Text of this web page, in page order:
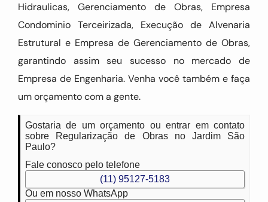
Hidraulicas, Gerenciamento de Obras, Empresa
Condominio Terceirizada, Execução de Alvenaria
Estrutural e Empresa de Gerenciamento de Obras,
garantindo assim seu sucesso no mercado de
Empresa de Engenharia. Venha você também e faça
um orçamento com a gente.
Gostaria de um orçamento ou entrar em contato
sobre Regularização de Obras no Jardim São
Paulo?
Fale conosco pelo telefone
(11) 95127-5183
Ou em nosso WhatsApp